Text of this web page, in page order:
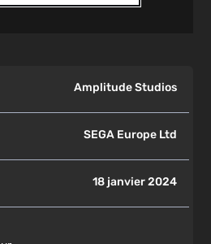
Amplitude Studios
SEGA Europe Ltd
18 janvier 2024